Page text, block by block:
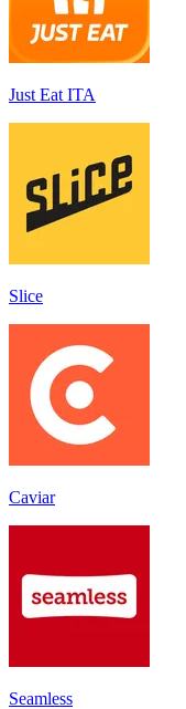
Just Eat ITA
Slice
Caviar
Seamless